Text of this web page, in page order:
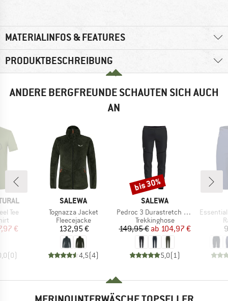
MATERIALINFOS & FEATURES
PRODUKTBESCHREIBUNG
ANDERE BERGFREUNDE SCHAUTEN SICH AUCH
AN
Tee
Preis
€
(0)
MARKE
SALEWA
Artikel
Tognazza Jacket
Produktgruppe
Fleecejacke
Preis
132,95 €
4,5(4)
MARKE
SALEWA
Artikel
Pedroc 3 Durastretch 2in1 Pant
Produktgruppe
Trekkinghose
Preis
149,95 € reduzierter Preis
ab 104,97 €
5,0(1 )
Rabatt
bis 30%
Artikel